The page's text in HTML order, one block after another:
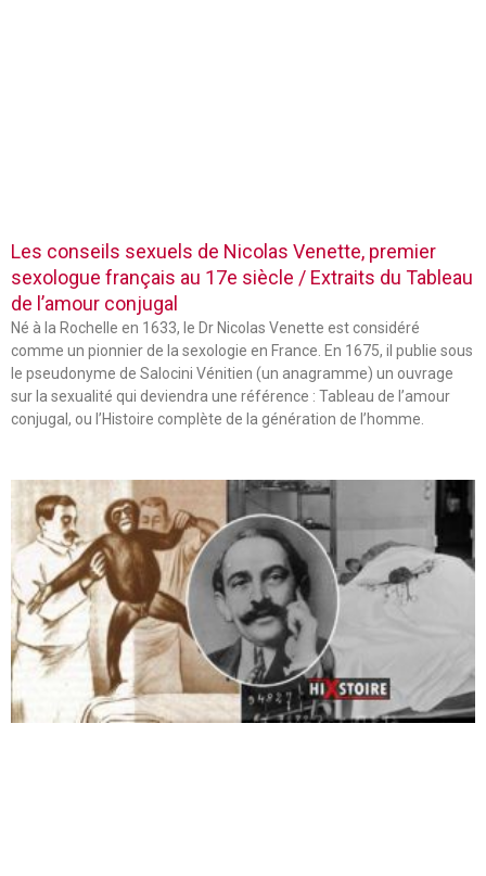
Les conseils sexuels de Nicolas Venette, premier
sexologue français au 17e siècle / Extraits du Tableau
de l’amour conjugal
Né à la Rochelle en 1633, le Dr Nicolas Venette est considéré
comme un pionnier de la sexologie en France. En 1675, il publie sous
le pseudonyme de Salocini Vénitien (un anagramme) un ouvrage
sur la sexualité qui deviendra une référence : Tableau de l’amour
conjugal, ou l’Histoire complète de la génération de l’homme.